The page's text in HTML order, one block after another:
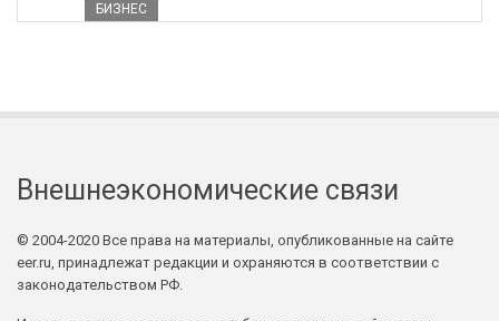
БИЗНЕС
Внешнеэкономические связи
© 2004-2020 Все права на материалы, опубликованные на сайте
eer.ru, принадлежат редакции и охраняются в соответствии с
законодательством РФ.